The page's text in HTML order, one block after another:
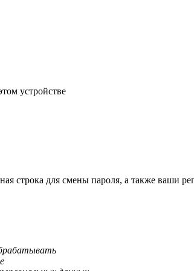
устройстве
строка для смены пароля, а также ваши